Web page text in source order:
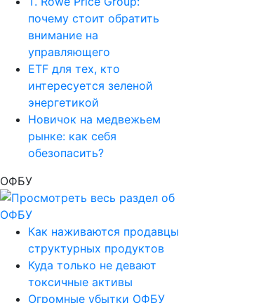
почему стоит обратить
внимание на
управляющего
ETF для тех, кто
интересуется зеленой
энергетикой
Новичок на медвежьем
рынке: как себя
обезопасить?
ОФБУ
Как наживаются продавцы
структурных продуктов
Куда только не девают
токсичные активы
Огромные убытки ОФБУ